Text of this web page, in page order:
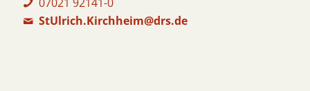
StUlrich.Kirchheim@drs.de